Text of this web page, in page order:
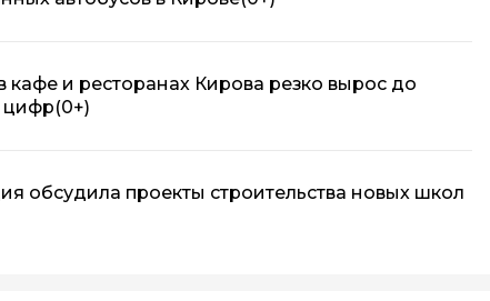
кафе и ресторанах Кирова резко вырос до
цифр(0+)
обсудила проекты строительства новых школ